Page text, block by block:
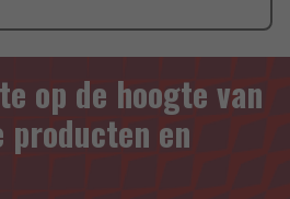
op de hoogte van
producten en